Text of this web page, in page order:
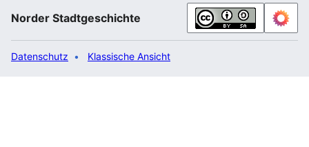
Norder Stadtgeschichte
Datenschutz Klassische Ansicht